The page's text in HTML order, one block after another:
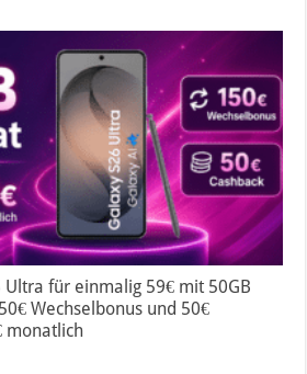
Ultra für einmalig 59€ mit 50GB
Wechselbonus und 50€
monatlich